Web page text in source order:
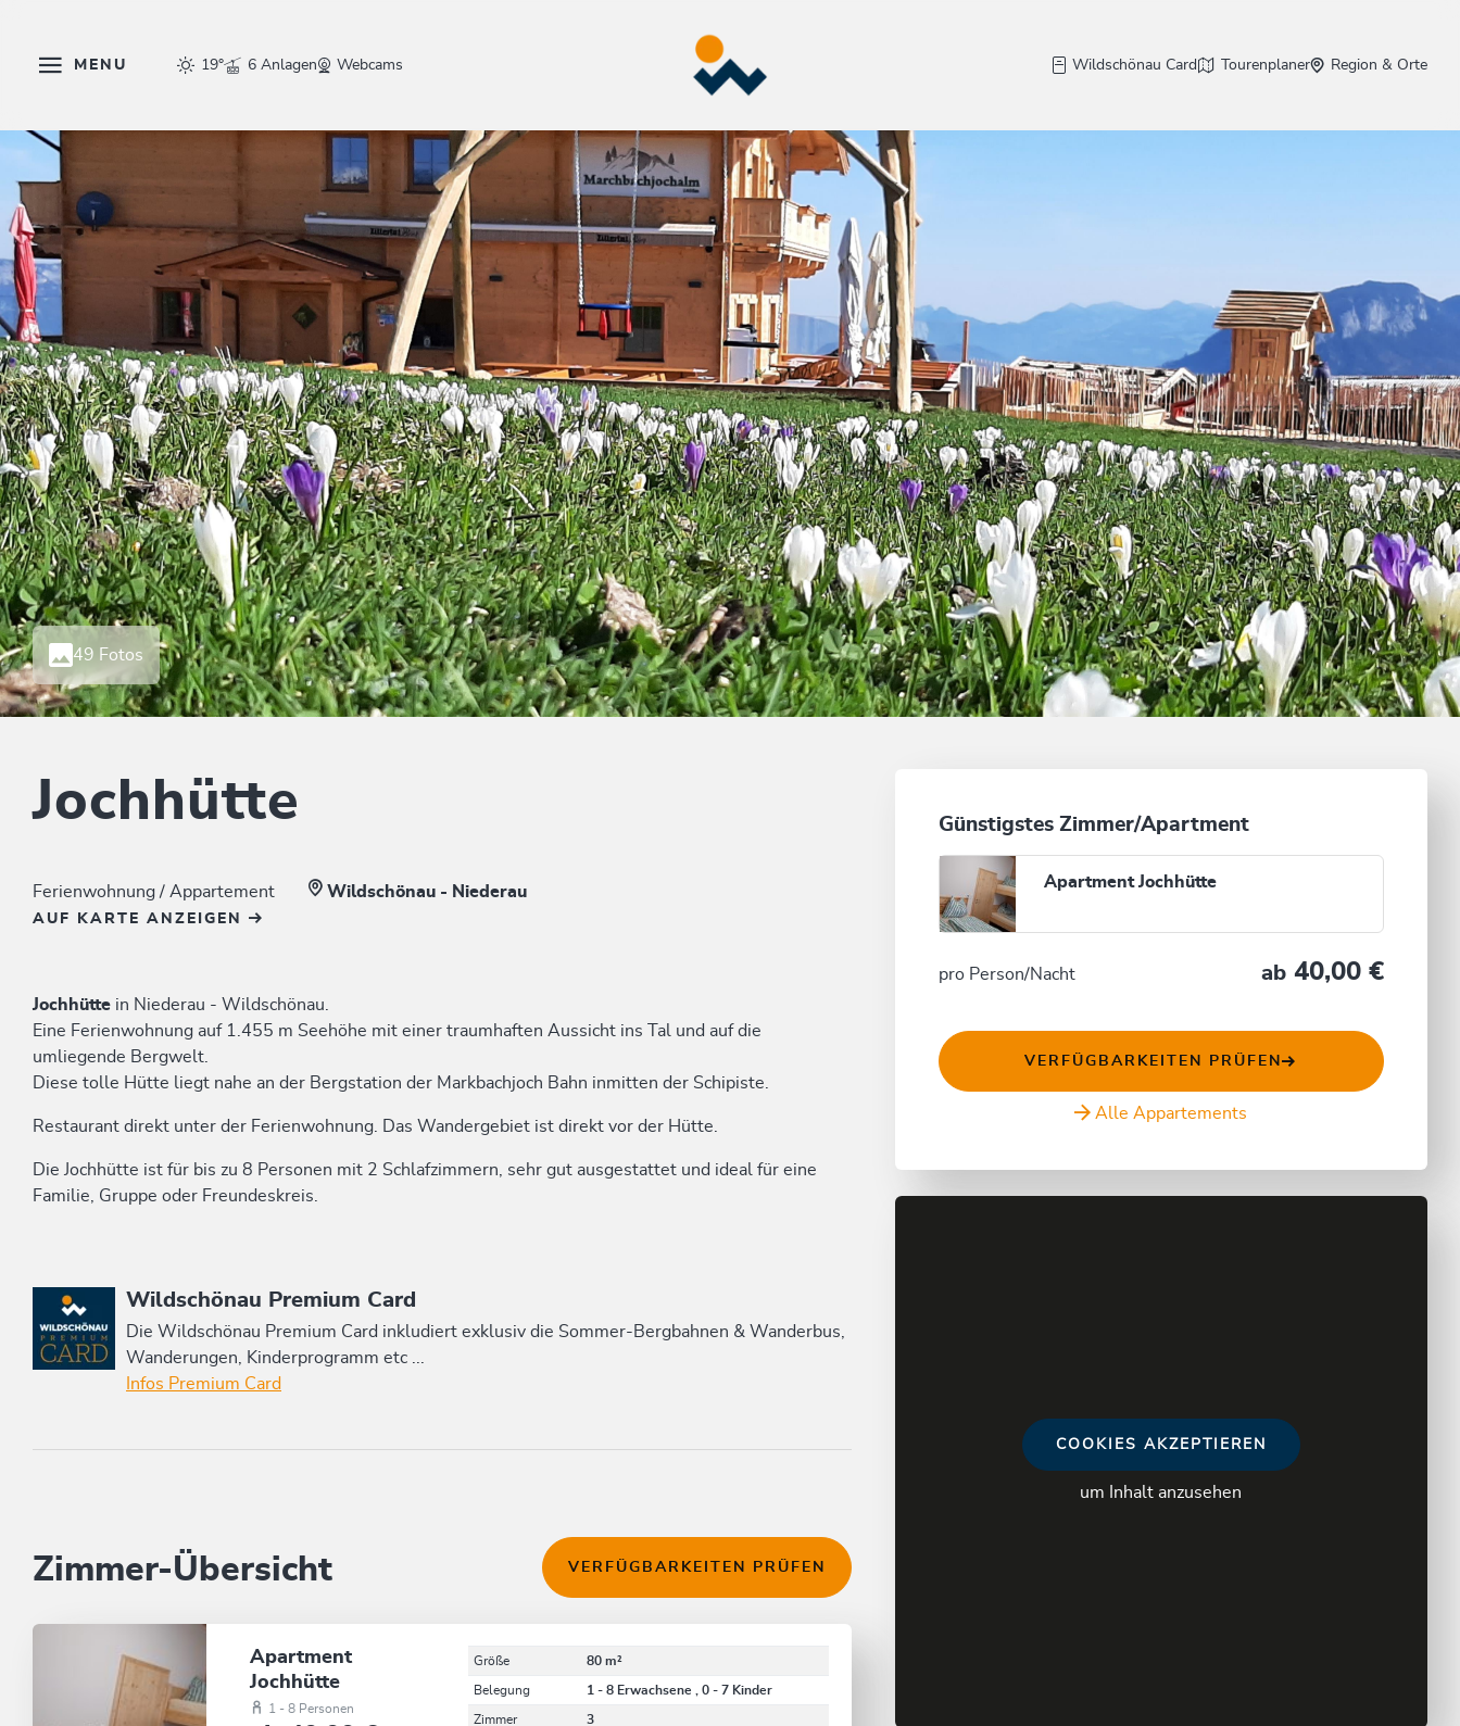
MENU 19° 6 Anlagen Webcams Wildschönau Card Tourenplaner Region & Orte
49 Fotos
Jochhütte
Ferienwohnung / Appartement Wildschönau - Niederau
AUF KARTE ANZEIGEN
Jochhütte in Niederau - Wildschönau.
Eine Ferienwohnung auf 1.455 m Seehöhe mit einer traumhaften Aussicht ins Tal und auf die
umliegende Bergwelt.
Diese tolle Hütte liegt nahe an der Bergstation der Markbachjoch Bahn inmitten der Schipiste.
Restaurant direkt unter der Ferienwohnung. Das Wandergebiet ist direkt vor der Hütte.
Die Jochhütte ist für bis zu 8 Personen mit 2 Schlafzimmern, sehr gut ausgestattet und ideal für eine
Familie, Gruppe oder Freundeskreis.
Diese Unterkunft ist Mitglied von
Wildschönau Premium Card
Die Wildschönau Premium Card inkludiert exklusiv die Sommer-Bergbahnen & Wanderbus,
Wanderungen, Kinderprogramm etc ...
Infos Premium Card
Zimmer-Übersicht VERFÜGBARKEITEN PRÜFEN
Apartment
Jochhütte
1 - 8 Personen
Größe 80 m²
Belegung 1 - 8 Erwachsene , 0 - 7 Kinder
Zimmer 3
Günstigstes Zimmer/Apartment
Apartment Jochhütte
pro Person/Nacht ab 40,00 €
VERFÜGBARKEITEN PRÜFEN
Alle Appartements
COOKIES AKZEPTIEREN
um Inhalt anzusehen